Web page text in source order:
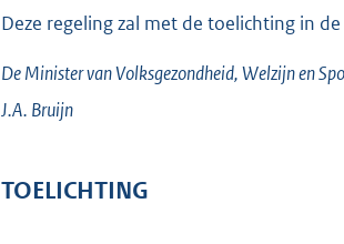
Deze regeling zal met de toelichting in
De Minister van Volksgezondheid, Welzijn en
J.A. Bruijn
TOELICHTING